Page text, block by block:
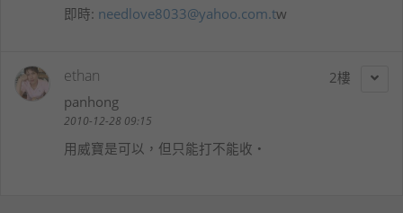
即時: needlove8033@yahoo.com.tw
2
ethan
panhong
2010-12-28 09:15
用威寶是可以，但只能打不能收‧